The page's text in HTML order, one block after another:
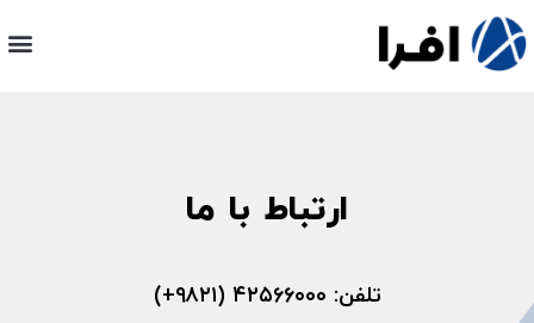
ارتباط با ما
تلفن:‌ ۴۲۵۶۶۰۰۰ (۹۸۲۱+)